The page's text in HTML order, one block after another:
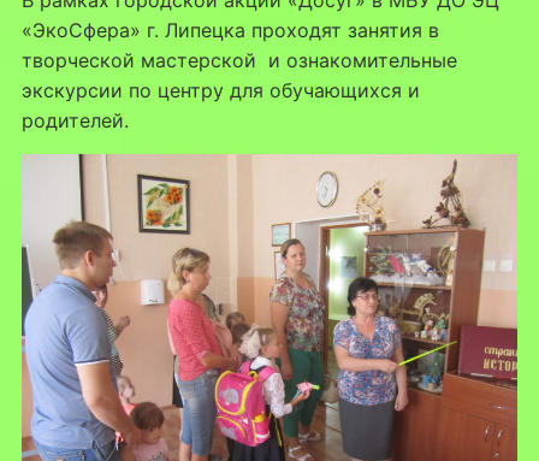
«ЭкоСфера» г. Липецка проходят занятия в
творческой мастерской и ознакомительные
экскурсии по центру для обучающихся и
родителей.